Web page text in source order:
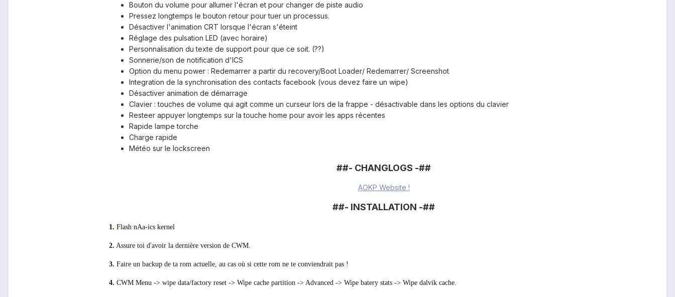
Bouton du volume pour allumer l'écran et pour changer de piste audio
Pressez longtemps le bouton retour pour tuer un processus.
Désactiver l'animation CRT lorsque l'écran s'éteint
Réglage des pulsation LED (avec horaire)
Personnalisation du texte de support pour que ce soit. (??)
Sonnerie/son de notification d'ICS
Option du menu power : Redemarrer a partir du recovery/Boot Loader/ Redemarrer/ Screenshot
Integration de la synchronisation des contacts facebook (vous devez faire un wipe)
Désactiver animation de démarrage
Clavier : touches de volume qui agit comme un curseur lors de la frappe - désactivable dans les options du clavier
Resteer appuyer longtemps sur la touche home pour avoir les apps récentes
Rapide lampe torche
Charge rapide
Météo sur le lockscreen
##- CHANGLOGS -##
AOKP Website !
##- INSTALLATION -##
1. Flash nAa-ics kernel
2. Assure toi d'avoir la dernière version de CWM.
3. Faire un backup de ta rom actuelle, au cas où si cette rom ne te conviendrait pas !
4. CWM Menu -> wipe data/factory reset -> Wipe cache partition -> Advanced -> Wipe batery stats -> Wipe dalvik cache.